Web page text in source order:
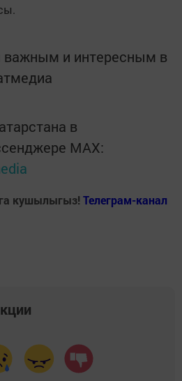
и интересным в
в
MАХ:
кушылыгыз! Телеграм-канал